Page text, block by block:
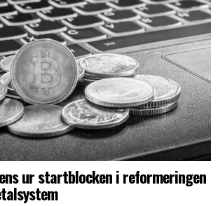
ur startblocken i reformeringen